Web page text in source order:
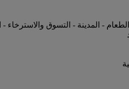
الطعام - المدينة - التسوق